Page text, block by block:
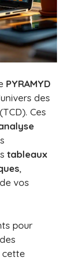
PYRAMYD
des
(TCD). Ces
tableaux
,
de vos
pour
cette